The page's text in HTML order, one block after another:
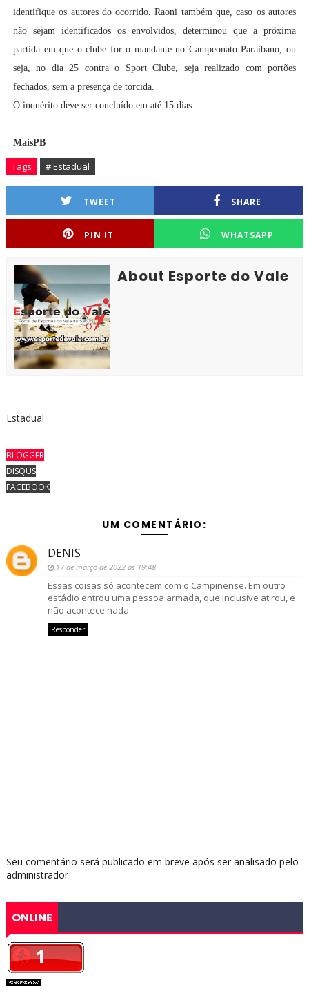
identifique os autores do ocorrido. Raoni também que, caso os autores
não sejam identificados os envolvidos, determinou que a próxima
partida em que o clube for o mandante no Campeonato Paraibano, ou
seja, no dia 25 contra o Sport Clube, seja realizado com portões
fechados, sem a presença de torcida.
O inquérito deve ser concluído em até 15 dias.
MaisPB
Tags # Estadual
TWEET SHARE
PIN IT WHATSAPP
About Esporte do Vale
Estadual
BLOGGER
DISQUS
FACEBOOK
UM COMENTÁRIO:
DENIS
17 de março de 2022 às 19:48
Essas coisas só acontecem com o Campinense. Em outro
estádio entrou uma pessoa armada, que inclusive atirou, e
não acontece nada.
Responder
Seu comentário será publicado em breve após ser analisado pelo
administrador
ONLINE